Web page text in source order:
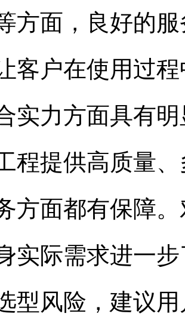
方面，良好的
客户在使用过
实力方面具有
程提供高质量
方面都有保障
实际需求进一
型风险，建议